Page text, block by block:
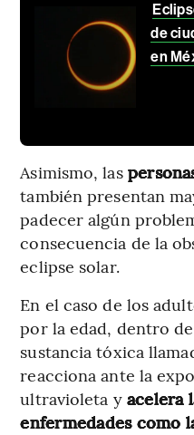
de
en
Asimismo, las
también presentan
padecer algún
consecuencia de la
eclipse solar.
En el caso de los
por la edad, dentro
sustancia tóxica
reacciona ante la
ultravioleta y acelera
enfermedades como